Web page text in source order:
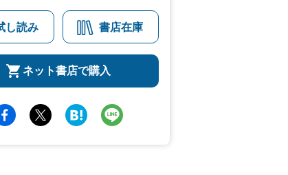
し読み 書店在庫
ネット書店で購入